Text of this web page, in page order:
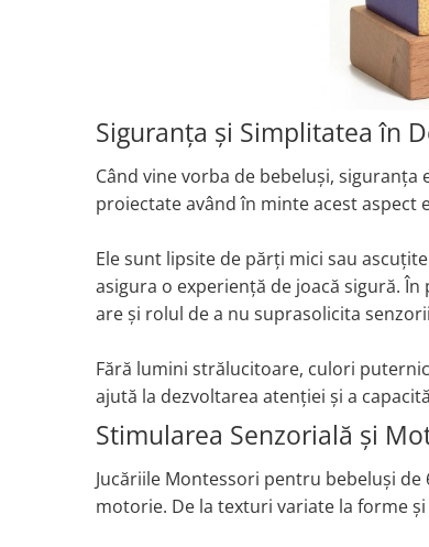
Siguranța și Simplitatea în
Când vine vorba de bebeluși,
proiectate având în minte acest aspect
Ele sunt lipsite de părți mici sau
asigura o experiență de joacă sigură.
are și rolul de a nu suprasolicita
Fără lumini strălucitoare, culori
ajută la dezvoltarea atenției și a
Stimularea Senzorială și
Jucăriile Montessori pentru bebeluși
motorie. De la texturi variate la forme